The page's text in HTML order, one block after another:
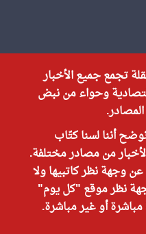
تجمع جميع الأخبار
وحواء من نبض
أننا لسنا كتّاب
من مصادر مختلفة.
عن وجهة نظر كاتبيها ولا
نظر موقع "كل يوم"
أو غير مباشرة.